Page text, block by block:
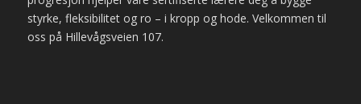
styrke, fleksibilitet og ro – i kropp og hode. Velkommen til
oss på Hillevågsveien 107.